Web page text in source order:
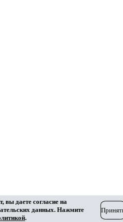
вы даете согласие на
данных. Нажмите
.